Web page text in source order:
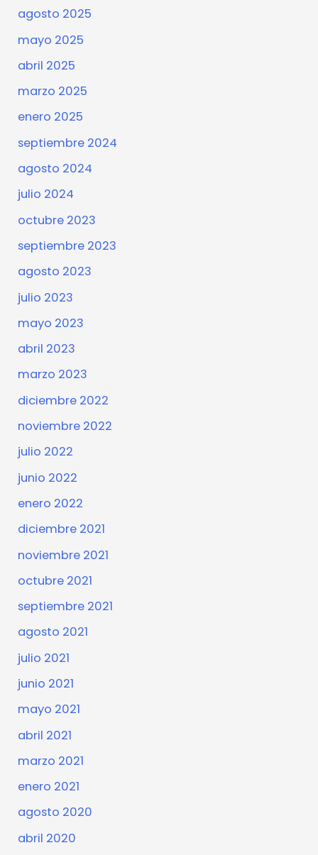
agosto 2025
mayo 2025
abril 2025
marzo 2025
enero 2025
septiembre 2024
agosto 2024
julio 2024
octubre 2023
septiembre 2023
agosto 2023
julio 2023
mayo 2023
abril 2023
marzo 2023
diciembre 2022
noviembre 2022
julio 2022
junio 2022
enero 2022
diciembre 2021
noviembre 2021
octubre 2021
septiembre 2021
agosto 2021
julio 2021
junio 2021
mayo 2021
abril 2021
marzo 2021
enero 2021
agosto 2020
abril 2020